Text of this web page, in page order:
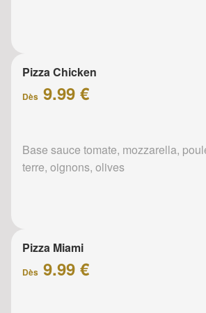
Pizza Chicken
Dès 9.99 €
Base sauce tomate, mozzarella,
terre, oignons, olives
Pizza Miami
Dès 9.99 €